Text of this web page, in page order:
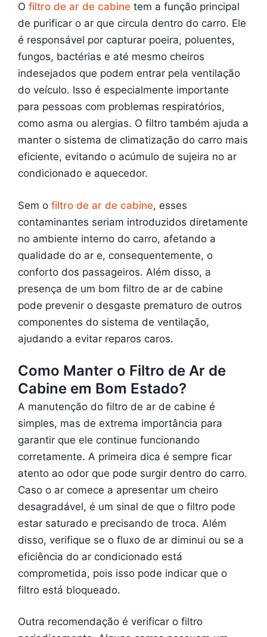
O filtro de ar de cabine tem a função principal
de purificar o ar que circula dentro do carro. Ele
é responsável por capturar poeira, poluentes,
fungos, bactérias e até mesmo cheiros
indesejados que podem entrar pela ventilação
do veículo. Isso é especialmente importante
para pessoas com problemas respiratórios,
como asma ou alergias. O filtro também ajuda a
manter o sistema de climatização do carro mais
eficiente, evitando o acúmulo de sujeira no ar
condicionado e aquecedor.
Sem o filtro de ar de cabine, esses
contaminantes seriam introduzidos diretamente
no ambiente interno do carro, afetando a
qualidade do ar e, consequentemente, o
conforto dos passageiros. Além disso, a
presença de um bom filtro de ar de cabine
pode prevenir o desgaste prematuro de outros
componentes do sistema de ventilação,
ajudando a evitar reparos caros.
Como Manter o Filtro de Ar de
Cabine em Bom Estado?
A manutenção do filtro de ar de cabine é
simples, mas de extrema importância para
garantir que ele continue funcionando
corretamente. A primeira dica é sempre ficar
atento ao odor que pode surgir dentro do carro.
Caso o ar comece a apresentar um cheiro
desagradável, é um sinal de que o filtro pode
estar saturado e precisando de troca. Além
disso, verifique se o fluxo de ar diminui ou se a
eficiência do ar condicionado está
comprometida, pois isso pode indicar que o
filtro está bloqueado.
Outra recomendação é verificar o filtro